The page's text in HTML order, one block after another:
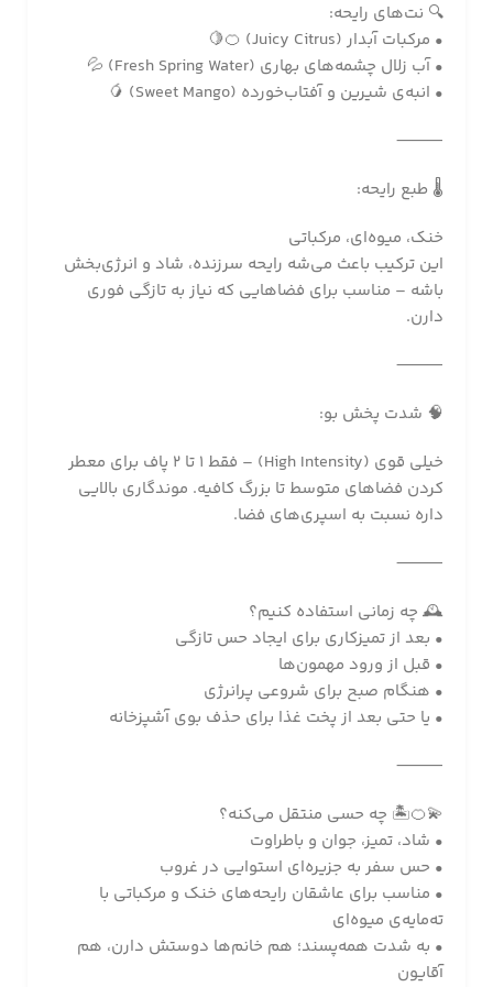
🔍 نت‌های رایحه:
• مرکبات آبدار (Juicy Citrus) 🍊🍋
• آب زلال چشمه‌های بهاری (Fresh Spring Water) 💦
• انبه‌ی شیرین و آفتاب‌خورده (Sweet Mango) 🥭
⸻
🌡️ طبع رایحه:
خنک، میوه‌ای، مرکباتی
این ترکیب باعث می‌شه رایحه سرزنده، شاد و انرژی‌بخش
باشه – مناسب برای فضاهایی که نیاز به تازگی فوری
دارن.
⸻
🧠 شدت پخش بو:
خیلی قوی (High Intensity) – فقط ۱ تا ۲ پاف برای معطر
کردن فضاهای متوسط تا بزرگ کافیه. موندگاری بالایی
داره نسبت به اسپری‌های فضا.
⸻
🕰️ چه زمانی استفاده کنیم؟
• بعد از تمیزکاری برای ایجاد حس تازگی
• قبل از ورود مهمون‌ها
• هنگام صبح برای شروعی پرانرژی
• یا حتی بعد از پخت غذا برای حذف بوی آشپزخانه
⸻
💫🍊🏝️ چه حسی منتقل می‌کنه؟
• شاد، تمیز، جوان و باطراوت
• حس سفر به جزیره‌ای استوایی در غروب
• مناسب برای عاشقان رایحه‌های خنک و مرکباتی با
ته‌مایه‌ی میوه‌ای
• به شدت همه‌پسند؛ هم خانم‌ها دوستش دارن، هم
آقایون